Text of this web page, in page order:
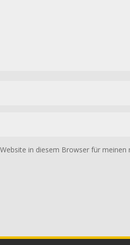
in diesem Browser für